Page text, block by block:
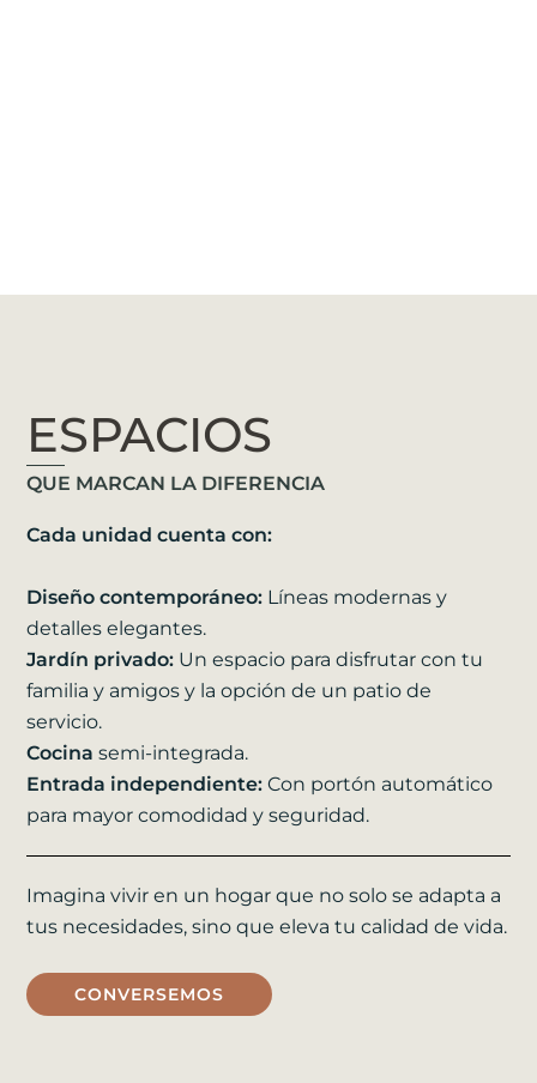
ESPACIOS
QUE MARCAN LA DIFERENCIA
Cada unidad cuenta con:
Diseño contemporáneo: Líneas modernas y
detalles elegantes.
Jardín privado: Un espacio para disfrutar con tu
familia y amigos y la opción de un patio de
servicio.
Cocina semi-integrada.
Entrada independiente: Con portón automático
para mayor comodidad y seguridad.
Imagina vivir en un hogar que no solo se adapta a
tus necesidades, sino que eleva tu calidad de vida.
CONVERSEMOS